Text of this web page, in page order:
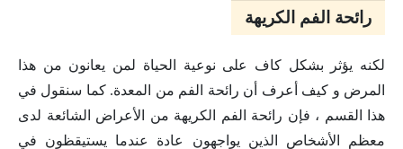
رائحة الفم الكريهة
لكنه يؤثر بشكل كاف على نوعية الحياة لمن يعانون من هذا
المرض و كيف أعرف أن رائحة الفم من المعدة. كما سنقول في
هذا القسم ، فإن رائحة الفم الكريهة من الأعراض الشائعة لدى
معظم الأشخاص الذين يواجهون عادة عندما يستيقظون في